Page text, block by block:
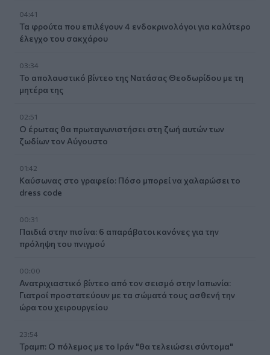
04:41
Τα φρούτα που επιλέγουν 4 ενδοκρινολόγοι για καλύτερο
έλεγχο του σακχάρου
03:34
Το απολαυστικό βίντεο της Νατάσας Θεοδωρίδου με τη
μητέρα της
02:51
Ο έρωτας θα πρωταγωνιστήσει στη ζωή αυτών των
ζωδίων τον Αύγουστο
01:42
Καύσωνας στο γραφείο: Πόσο μπορεί να χαλαρώσει το
dress code
00:31
Παιδιά στην πισίνα: 6 απαράβατοι κανόνες για την
πρόληψη του πνιγμού
00:00
Ανατριχιαστικό βίντεο από τον σεισμό στην Ιαπωνία:
Γιατροί προστατεύουν με τα σώματά τους ασθενή την
ώρα του χειρουργείου
23:54
Τραμπ: Ο πόλεμος με το Ιράν "θα τελειώσει σύντομα"